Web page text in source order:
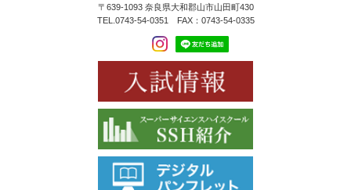
〒639-1093 奈良県大和郡山市山田町430
TEL.0743-54-0351 FAX：0743-54-0335